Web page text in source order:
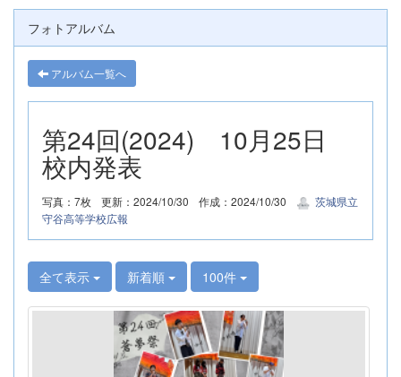
フォトアルバム
アルバム一覧へ
第24回(2024) 10月25日
校内発表
写真：7枚 更新：2024/10/30 作成：2024/10/30
茨城県立
守谷高等学校広報
全て表示 新着順 100件